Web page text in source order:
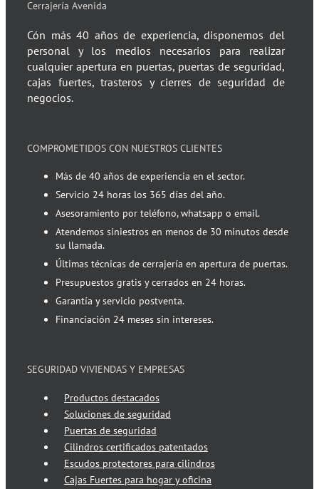
Cerrajería Avenida
Cón más 40 años de experiencia, disponemos del
personal y los medios necesarios para realizar
cualquier apertura en puertas, puertas de seguridad,
cajas fuertes, trasteros y cierres de seguridad de
negocios.
COMPROMETIDOS CON NUESTROS CLIENTES
Más de 40 años de experiencia en el sector.
Servicio 24 horas los 365 días del año.
Asesoramiento por teléfono, whatsapp o email.
Atendemos siniestros en menos de 30 minutos desde
su llamada.
Últimas técnicas de cerrajería en apertura de puertas.
Presupuestos gratis y cerrados en 24 horas.
Garantía y servicio postventa.
Financiación 24 meses sin intereses.
SEGURIDAD VIVIENDAS Y EMPRESAS
Productos destacados
Soluciones de seguridad
Puertas de seguridad
Cilindros certificados patentados
Escudos protectores para cilindros
Cajas Fuertes para hogar y oficina